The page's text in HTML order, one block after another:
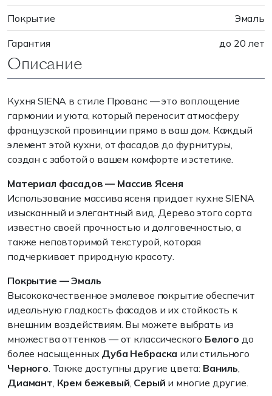
Покрытие Эмаль
Гарантия до 20 лет
Описание
Кухня SIENA в стиле Прованс — это воплощение
гармонии и уюта, который переносит атмосферу
французской провинции прямо в ваш дом. Каждый
элемент этой кухни, от фасадов до фурнитуры,
создан с заботой о вашем комфорте и эстетике.
Материал фасадов — Массив Ясеня
Использование массива ясеня придает кухне SIENA
изысканный и элегантный вид. Дерево этого сорта
известно своей прочностью и долговечностью, а
также неповторимой текстурой, которая
подчеркивает природную красоту.
Покрытие — Эмаль
Высококачественное эмалевое покрытие обеспечит
идеальную гладкость фасадов и их стойкость к
внешним воздействиям. Вы можете выбрать из
множества оттенков — от классического Белого до
более насыщенных Дуба Небраска или стильного
Черного. Также доступны другие цвета: Ваниль,
Диамант, Крем бежевый, Серый и многие другие.